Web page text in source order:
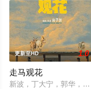
更新至HD 1.0
走马观花
新波，丁大宁，郭华，